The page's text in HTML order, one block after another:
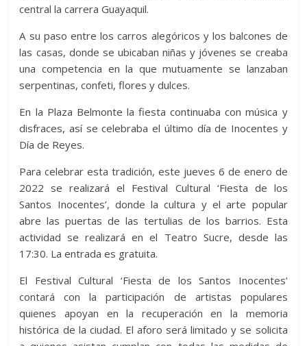
central la carrera Guayaquil.
A su paso entre los carros alegóricos y los balcones de
las casas, donde se ubicaban niñas y jóvenes se creaba
una competencia en la que mutuamente se lanzaban
serpentinas, confeti, flores y dulces.
En la Plaza Belmonte la fiesta continuaba con música y
disfraces, así se celebraba el último día de Inocentes y
Día de Reyes.
Para celebrar esta tradición, este jueves 6 de enero de
2022 se realizará el Festival Cultural ‘Fiesta de los
Santos Inocentes’, donde la cultura y el arte popular
abre las puertas de las tertulias de los barrios. Esta
actividad se realizará en el Teatro Sucre, desde las
17:30. La entrada es gratuita.
El Festival Cultural ‘Fiesta de los Santos Inocentes’
contará con la participación de artistas populares
quienes apoyan en la recuperación en la memoria
histórica de la ciudad. El aforo será limitado y se solicita